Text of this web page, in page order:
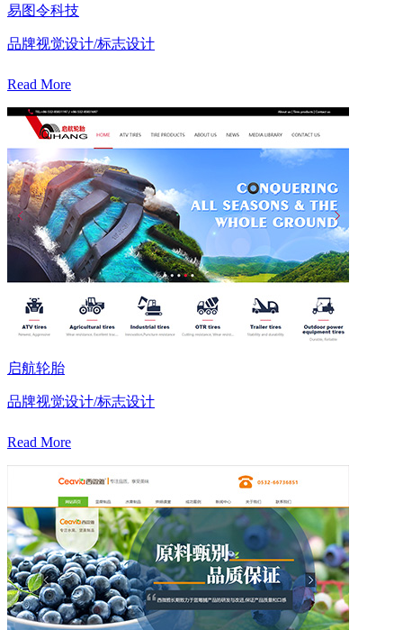
易图令科技
品牌视觉设计/标志设计
Read More
启航轮胎
品牌视觉设计/标志设计
Read More